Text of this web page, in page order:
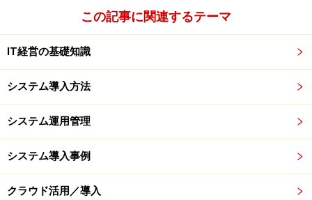
この記事に関連するテーマ
IT経営の基礎知識
システム導入方法
システム運用管理
システム導入事例
クラウド活用／導入